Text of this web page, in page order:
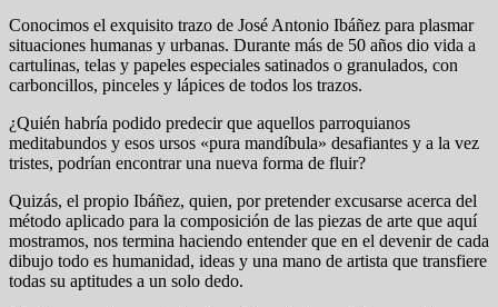
Conocimos el exquisito trazo de José Antonio Ibáñez para plasmar
situaciones humanas y urbanas. Durante más de 50 años dio vida a
cartulinas, telas y papeles especiales satinados o granulados, con
carboncillos, pinceles y lápices de todos los trazos.
¿Quién habría podido predecir que aquellos parroquianos
meditabundos y esos ursos «pura mandíbula» desafiantes y a la vez
tristes, podrían encontrar una nueva forma de fluir?
Quizás, el propio Ibáñez, quien, por pretender excusarse acerca del
método aplicado para la composición de las piezas de arte que aquí
mostramos, nos termina haciendo entender que en el devenir de cada
dibujo todo es humanidad, ideas y una mano de artista que transfiere
todas su aptitudes a un solo dedo.